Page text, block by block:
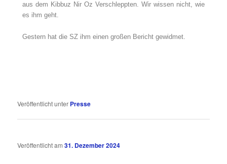
aus dem Kibbuz Nir Oz Verschleppten. Wir wissen nicht, wie
es ihm geht.
Gestern hat die SZ ihm einen großen Bericht gewidmet.
Veröffentlicht unter Presse
Veröffentlicht am31. Dezember 2024